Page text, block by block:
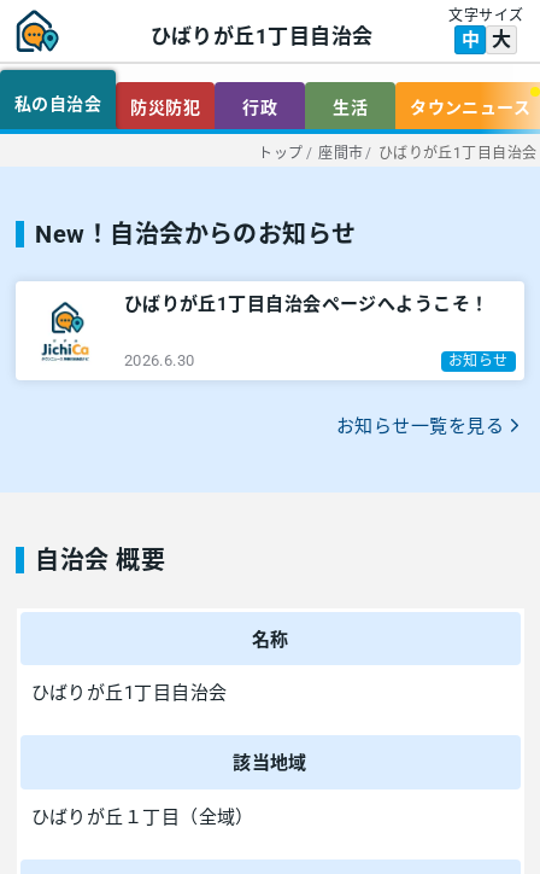
ひばりが丘1丁目自治会
文字サイズ
中 大
私の自治会 防災防犯 行政 生活 タウンニュース
トップ / 座間市 / ひばりが丘1丁目自治会
New！自治会からのお知らせ
ひばりが丘1丁目自治会ページへようこそ！
2026.6.30 お知らせ
お知らせ一覧を見る
自治会 概要
名称
ひばりが丘1丁目自治会
該当地域
ひばりが丘１丁目（全域）